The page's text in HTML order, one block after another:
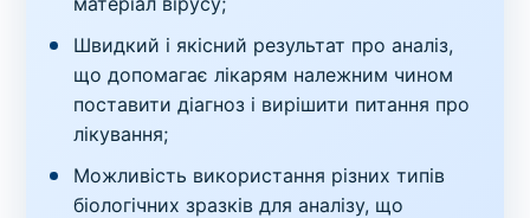
Швидкий і якісний результат про аналіз,
що допомагає лікарям належним чином
поставити діагноз і вирішити питання про
лікування;
Можливість використання різних типів
біологічних зразків для аналізу, що